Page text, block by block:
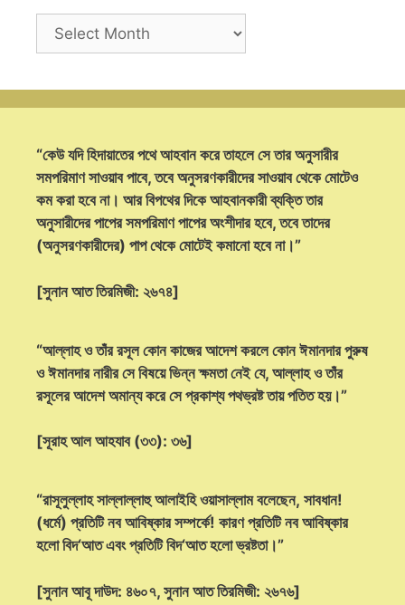
Archives
“কেউ যদি হিদায়াতের পথে আহবান করে তাহলে সে তার অনুসারীর
সমপরিমাণ সাওয়াব পাবে, তবে অনুসরণকারীদের সাওয়াব থেকে মোটেও
কম করা হবে না। আর বিপথের দিকে আহবানকারী ব্যক্তি তার
অনুসারীদের পাপের সমপরিমাণ পাপের অংশীদার হবে, তবে তাদের
(অনুসরণকারীদের) পাপ থেকে মোটেই কমানো হবে না।”
[সুনান আত তিরমিজী: ২৬৭৪]
“আল্লাহ ও তাঁর রসূল কোন কাজের আদেশ করলে কোন ঈমানদার পুরুষ
ও ঈমানদার নারীর সে বিষয়ে ভিন্ন ক্ষমতা নেই যে, আল্লাহ ও তাঁর
রসূলের আদেশ অমান্য করে সে প্রকাশ্য পথভ্রষ্ট তায় পতিত হয়।”
[সূরাহ আল আহযাব (৩৩): ৩৬]
“রাসূলুল্লাহ সাল্লাল্লাহু আলাইহি ওয়াসাল্লাম বলেছেন, সাবধান!
(ধর্মে) প্রতিটি নব আবিষ্কার সম্পর্কে! কারণ প্রতিটি নব আবিষ্কার
হলো বিদ‘আত এবং প্রতিটি বিদ‘আত হলো ভ্রষ্টতা।”
[সুনান আবূ দাউদ: ৪৬০৭, সুনান আত তিরমিজী: ২৬৭৬]